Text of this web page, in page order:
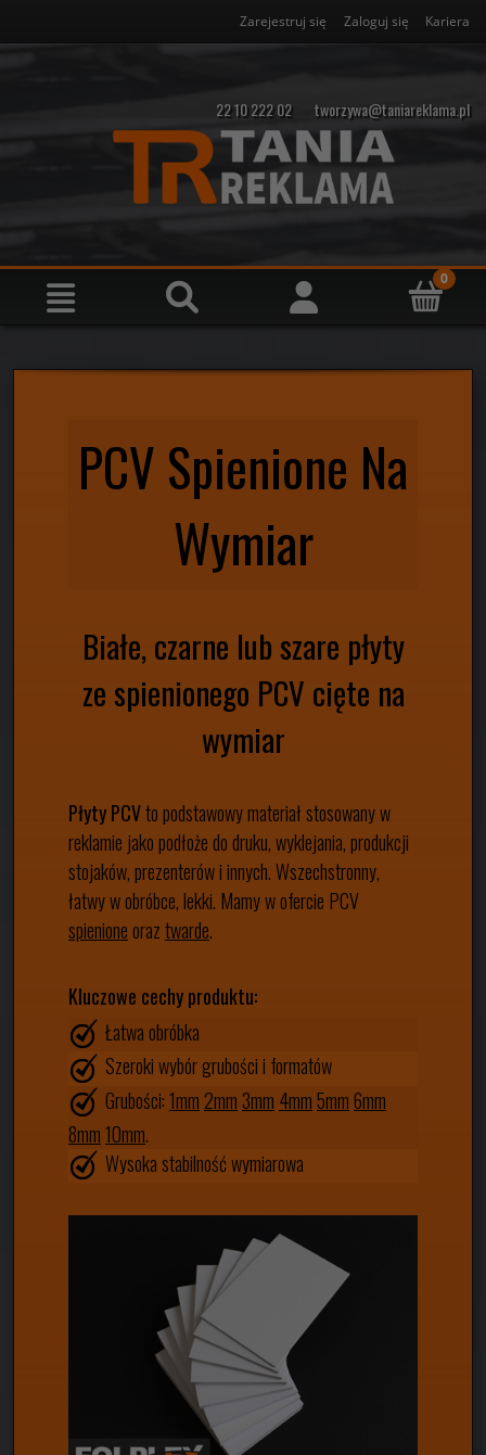
Zarejestruj się Zaloguj się Kariera
22 10 222 02 tworzywa@taniareklama.pl
PCV Spienione Na
Wymiar
Białe, czarne lub szare płyty
zespienionego PCV cięte na
wymiar
Płyty PCVto podstawowy materiał stosowany w
reklamie jako podłoże do druku, wyklejania, produkcji
stojaków, prezenterów i innych. Wszechstronny,
łatwy w obróbce, lekki. Mamy w ofercie PCV
spienioneoraztwarde.
Kluczowe cechy produktu:
Łatwa obróbka
Szeroki wybór grubości i formatów
Grubości:1mm 2mm3mm 4mm5mm6mm
8mm10mm.
Wysoka stabilność wymiarowa